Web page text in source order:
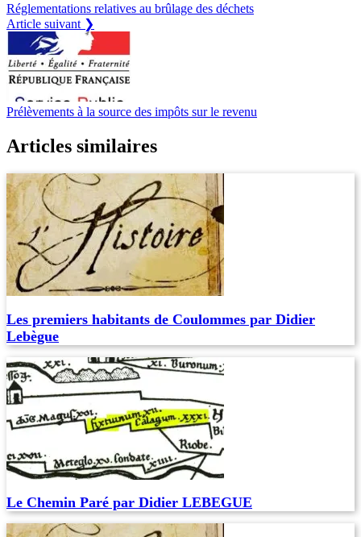
Réglementations relatives au brûlage des déchets
Article suivant ❯
Prélèvements à la source des impôts sur le revenu
Articles similaires
Les premiers habitants de Coulommes par Didier
Lebègue
Le Chemin Paré par Didier LEBEGUE